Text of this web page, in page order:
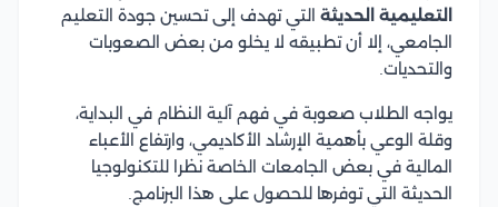
التعليمية الحديثة التي تهدف إلى تحسين جودة التعليم
الجامعي، إلا أن تطبيقه لا يخلو من بعض الصعوبات
والتحديات.
يواجه الطلاب صعوبة في فهم آلية النظام في البداية،
وقلة الوعي بأهمية الإرشاد الأكاديمي، وارتفاع الأعباء
المالية في بعض الجامعات الخاصة نظرا للتكنولوجيا
الحديثة التي توفرها للحصول على هذا البرنامج.